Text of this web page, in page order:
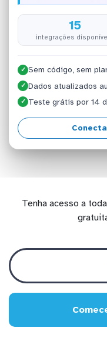
15
integrações
✓ Sem código, sem
✓ Dados atualizados
✓ Teste grátis por 14
Tenha acesso a